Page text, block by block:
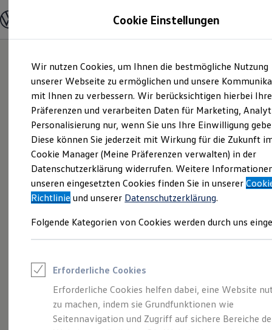
Hauptinhalt
springen
Footer
springen
Modelle und Konfigurator
Modelle vergleichen
Elektroautos
ENERGY Sondermodelle
Nutzfahrzeuge
SUV und CUV
Familienautos
Kombis
Kompaktwagen
Sportwagen
Schnell verfügbare Fahrzeuge
Angebote und Produkte
Aktuelle Angebote
E-Auto-Förderung
Volkswagen Marktplatz
Junge Gebrauchtwagen und Gebrauchtwagen
Saisonangebote
Leasing
Leasing-Angebote
Gebrauchtwagen Leasing
Junge Gebrauchtwagen-Leasing
Eine Spur Extra. Der
Cookie Einstellungen
Wir nutzen Cookies, um Ihnen die bestmögliche Nutzung
unserer Webseite zu ermöglichen und unsere
mit Ihnen zu verbessern. Wir berücksichtigen hierbei Ihre
Präferenzen und verarbeiten Daten für Marketing,
Personalisierung nur, wenn Sie uns Ihre Einwilligung
Diese können Sie jederzeit mit Wirkung für die Zukunft
Cookie Manager (Meine Präferenzen verwalten) in der
Datenschutzerklärung widerrufen. Weitere
unseren eingesetzten Cookies finden Sie in unserer
Richtlinie und unserer Datenschutzerklärung.
Folgende Kategorien von Cookies werden durch uns
Erforderliche Cookies
Erforderliche Cookies helfen dabei, eine Website
zu machen, indem sie Grundfunktionen wie
Seitennavigation und Zugriff auf sichere Bereiche